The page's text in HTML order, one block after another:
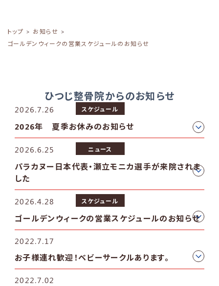
トップ
お知らせ
ゴールデンウィークの営業スケジュールのお知らせ
ひつじ整骨院からのお知らせ
2026.7.26 スケジュール
2026年 夏季お休みのお知らせ
2026.6.25 ニュース
パラカヌー日本代表・瀬立モニカ選手が来院されま
した
2026.4.28 スケジュール
ゴールデンウィークの営業スケジュールのお知らせ
2022.7.17
お子様連れ歓迎！ベビーサークルあります。
2022.7.02